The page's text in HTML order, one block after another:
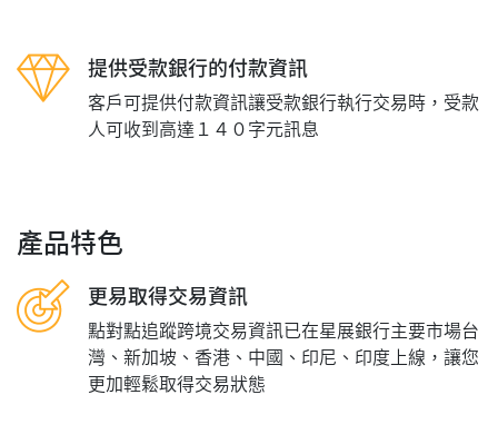
提供受款銀行的付款資訊
客戶可提供付款資訊讓受款銀行執行交易時，受款
人可收到高達１４０字元訊息
產品特色
更易取得交易資訊
點對點追蹤跨境交易資訊已在星展銀行主要市場台
灣、新加坡、香港、中國、印尼、印度上線，讓您
更加輕鬆取得交易狀態